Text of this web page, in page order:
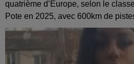
quatrième d’Europe, selon le
Pote en 2025, avec 600km de